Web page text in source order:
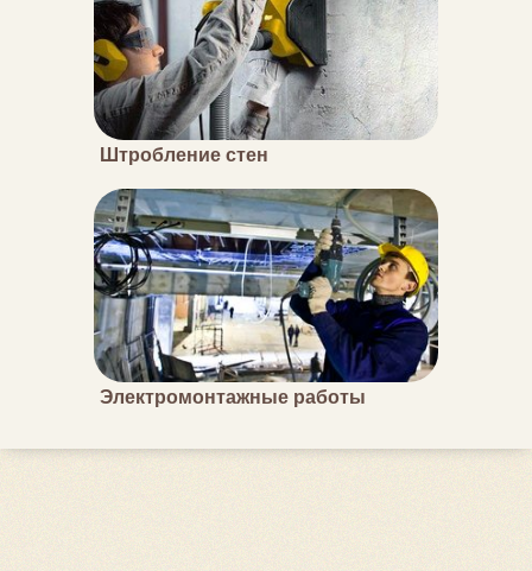
Штробление стен
Электромонтажные работы